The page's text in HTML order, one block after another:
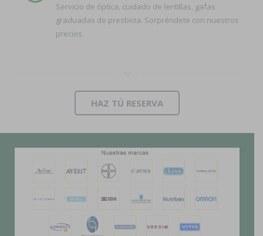
Servicio de óptica, cuidado de lentillas, gafas
graduadas de presbicia. Sorpréndete con nuestros
precios.
HAZ TÚ RESERVA